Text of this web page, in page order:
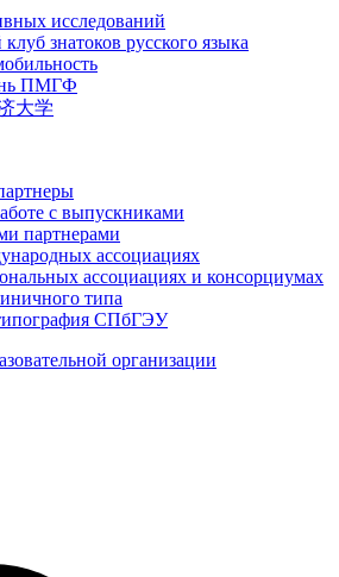
исследований
знатоков русского языка
ПМГФ
大学
с выпускниками
партнерами
ассоциациях
ассоциациях и консорциумах
типа
СПбГЭУ
организации